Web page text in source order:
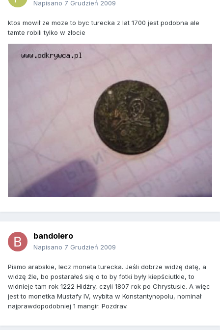
Napisano 7 Grudzień 2009
ktos mowił ze moze to byc turecka z lat 1700 jest podobna ale
tamte robili tylko w złocie
bandolero
Napisano 7 Grudzień 2009
Pismo arabskie, lecz moneta turecka. Jeśli dobrze widzę datę, a
widzę źle, bo postarałeś się o to by fotki były kiepściutkie, to
widnieje tam rok 1222 Hidżry, czyli 1807 rok po Chrystusie. A więc
jest to monetka Mustafy IV, wybita w Konstantynopolu, nominał
najprawdopodobniej 1 mangir. Pozdrav.